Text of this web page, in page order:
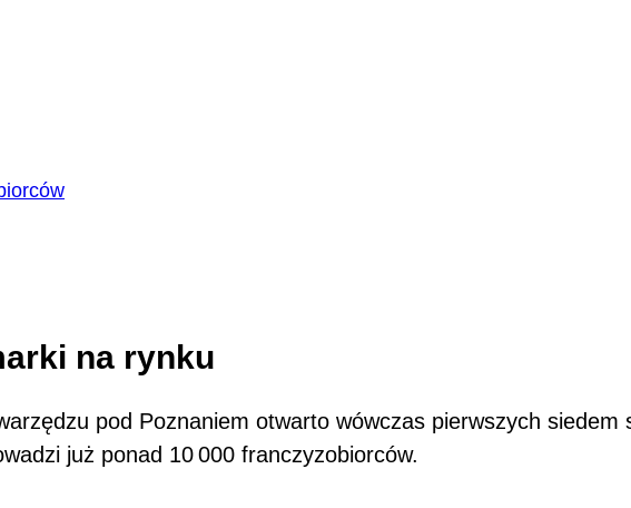
na rynku
pod Poznaniem otwarto wówczas pierwszych
już ponad 10 000 franczyzobiorców.